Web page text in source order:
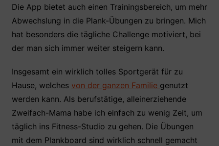
Die App bietet auch einen Trainingsbereich, um mehr
Abwechslung in die Plank-Übungen zu bringen. Mich
hat besonders die tägliche Challenge motiviert, bei
der man sich immer weiter steigern kann.
Insgesamt ein wirklich tolles Sportgerät für zu
Hause, welches von der ganzen Familie genutzt
werden kann. Als berufstätige, alleinerziehende
Zweifach-Mama habe ich einfach zu wenig Zeit, um
täglich ins Fitness-Studio zu gehen. Die Übungen
mit dem Plankboard sind wirklich schnell gemacht